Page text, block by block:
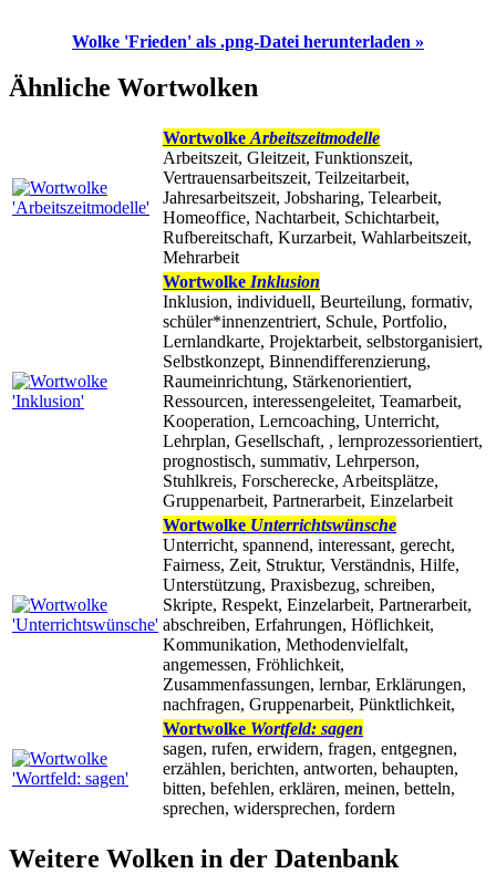
Wolke 'Frieden' als .png-Datei herunterladen »
Ähnliche Wortwolken
Wortwolke Arbeitszeitmodelle
Arbeitszeit, Gleitzeit, Funktionszeit,
Vertrauensarbeitszeit, Teilzeitarbeit,
Jahresarbeitszeit, Jobsharing, Telearbeit,
Homeoffice, Nachtarbeit, Schichtarbeit,
Rufbereitschaft, Kurzarbeit, Wahlarbeitszeit,
Mehrarbeit
Wortwolke Inklusion
Inklusion, individuell, Beurteilung, formativ,
schüler*innenzentriert, Schule, Portfolio,
Lernlandkarte, Projektarbeit, selbstorganisiert,
Selbstkonzept, Binnendifferenzierung,
Raumeinrichtung, Stärkenorientiert,
Ressourcen, interessengeleitet, Teamarbeit,
Kooperation, Lerncoaching, Unterricht,
Lehrplan, Gesellschaft, , lernprozessorientiert,
prognostisch, summativ, Lehrperson,
Stuhlkreis, Forscherecke, Arbeitsplätze,
Gruppenarbeit, Partnerarbeit, Einzelarbeit
Wortwolke Unterrichtswünsche
Unterricht, spannend, interessant, gerecht,
Fairness, Zeit, Struktur, Verständnis, Hilfe,
Unterstützung, Praxisbezug, schreiben,
Skripte, Respekt, Einzelarbeit, Partnerarbeit,
abschreiben, Erfahrungen, Höflichkeit,
Kommunikation, Methodenvielfalt,
angemessen, Fröhlichkeit,
Zusammenfassungen, lernbar, Erklärungen,
nachfragen, Gruppenarbeit, Pünktlichkeit,
Wortwolke Wortfeld: sagen
sagen, rufen, erwidern, fragen, entgegnen,
erzählen, berichten, antworten, behaupten,
bitten, befehlen, erklären, meinen, betteln,
sprechen, widersprechen, fordern
Weitere Wolken in der Datenbank